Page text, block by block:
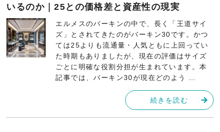
いるのか｜25との価格差と資産性の現実
エルメスのバーキンの中で、長く「王道サイ
ズ」とされてきたのがバーキン30です。かつ
ては25よりも流通量・人気ともに上回ってい
た時期もありましたが、現在の評価はサイズ
ごとに明確な役割分担が生まれています。本
記事では、バーキン30が現在どのよう …
続きを読む